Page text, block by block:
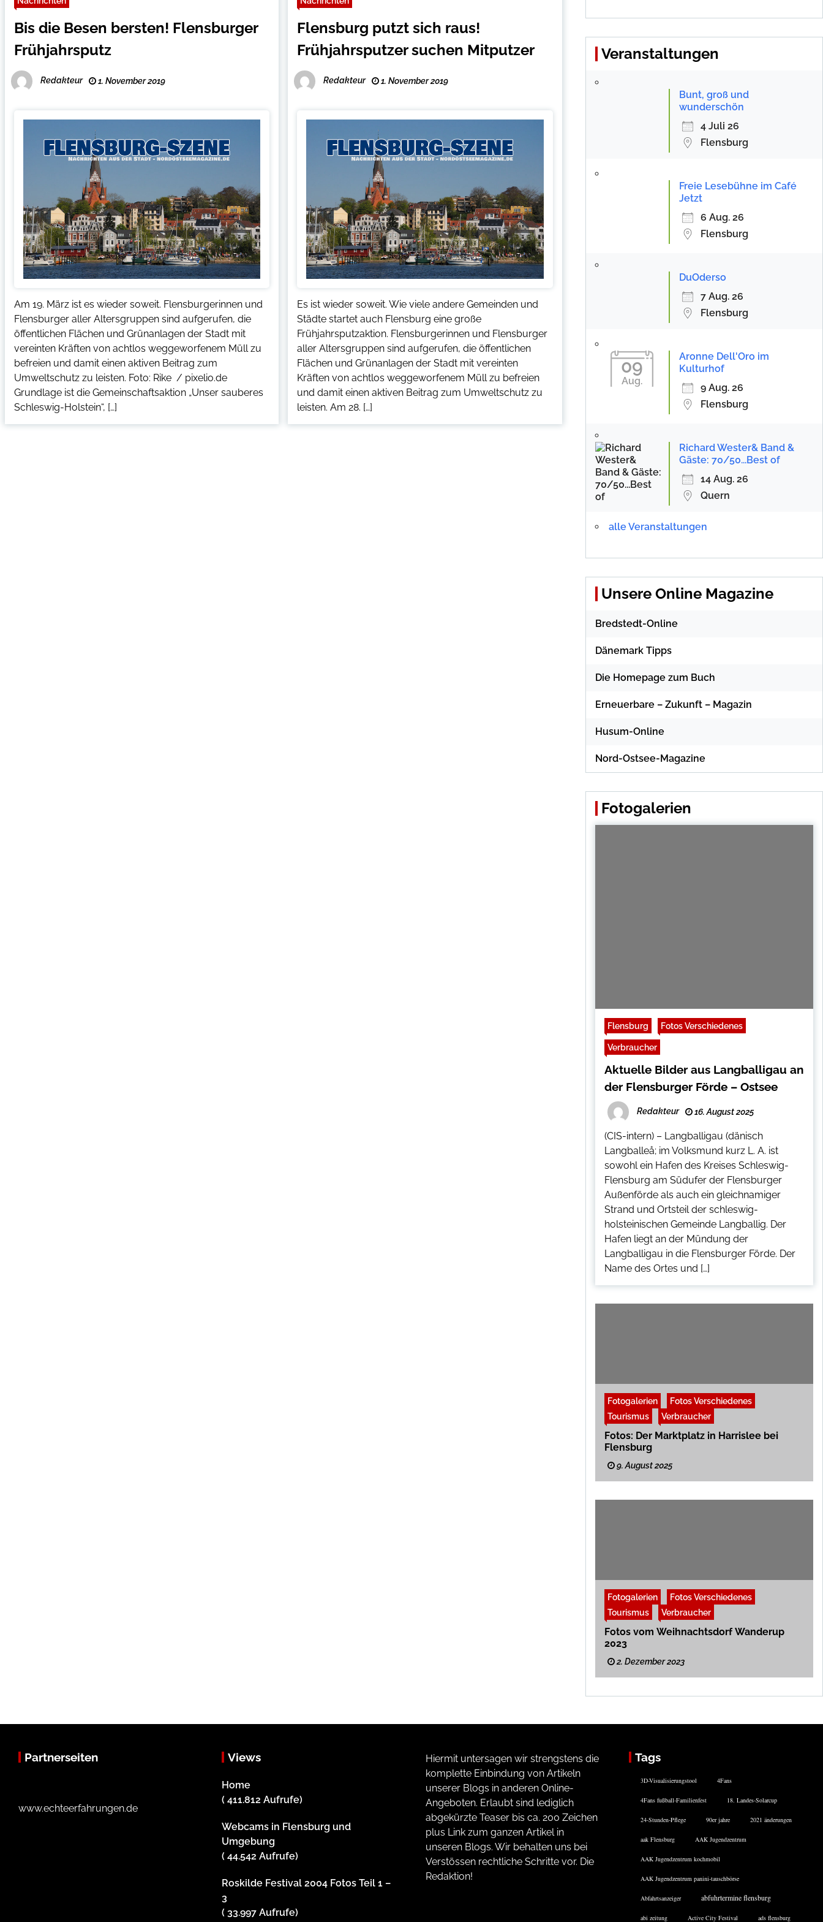
Bis die Besen bersten! Flensburger
Frühjahrsputz
Redakteur 1. November 2019
Am 19. März ist es wieder soweit. Flensburgerinnen und
Flensburger aller Altersgruppen sind aufgerufen, die
öffentlichen Flächen und Grünanlagen der Stadt mit
vereinten Kräften von achtlos weggeworfenem Müll zu
befreien und damit einen aktiven Beitrag zum
Umweltschutz zu leisten. Foto: Rike / pixelio.de
Grundlage ist die Gemeinschaftsaktion „Unser sauberes
Schleswig-Holstein“, […]
Flensburg putzt sich raus!
Frühjahrsputzer suchen Mitputzer
Redakteur 1. November 2019
Es ist wieder soweit. Wie viele andere Gemeinden und
Städte startet auch Flensburg eine große
Frühjahrsputzaktion. Flensburgerinnen und Flensburger
aller Altersgruppen sind aufgerufen, die öffentlichen
Flächen und Grünanlagen der Stadt mit vereinten
Kräften von achtlos weggeworfenem Müll zu befreien
und damit einen aktiven Beitrag zum Umweltschutz zu
leisten. Am 28. […]
Veranstaltungen
Bunt, groß und
wunderschön
4 Juli 26
Flensburg
Freie Lesebühne im Café
Jetzt
6 Aug. 26
Flensburg
DuOderso
7 Aug. 26
Flensburg
09
Aug.
Aronne Dell'Oro im
Kulturhof
9 Aug. 26
Flensburg
Richard Wester& Band &
Gäste: 70/50...Best of
14 Aug. 26
Quern
alle Veranstaltungen
Unsere Online Magazine
Bredstedt-Online
Dänemark Tipps
Die Homepage zum Buch
Erneuerbare – Zukunft – Magazin
Husum-Online
Nord-Ostsee-Magazine
Fotogalerien
Flensburg Fotos Verschiedenes
Verbraucher
Aktuelle Bilder aus Langballigau an
der Flensburger Förde – Ostsee
Redakteur 16. August 2025
(CIS-intern) – Langballigau (dänisch
Langballeå; im Volksmund kurz L. A. ist
sowohl ein Hafen des Kreises Schleswig-
Flensburg am Südufer der Flensburger
Außenförde als auch ein gleichnamiger
Strand und Ortsteil der schleswig-
holsteinischen Gemeinde Langballig. Der
Hafen liegt an der Mündung der
Langballigau in die Flensburger Förde. Der
Name des Ortes und […]
Fotogalerien
Fotos Verschiedenes
Tourismus
Verbraucher
Fotos: Der Marktplatz in Harrislee bei
Flensburg
9. August 2025
Fotogalerien
Fotos Verschiedenes
Tourismus
Verbraucher
Fotos vom Weihnachtsdorf Wanderup
2023
2. Dezember 2023
Partnerseiten
www.echteerfahrungen.de
Views
Home
( 411.812 Aufrufe)
Webcams in Flensburg und
Umgebung
( 44.542 Aufrufe)
Roskilde Festival 2004 Fotos Teil 1 –
3
( 33.997 Aufrufe)
Hiermit untersagen wir strengstens die
komplette Einbindung von Artikeln
unserer Blogs in anderen Online-
Angeboten. Erlaubt sind lediglich
abgekürzte Teaser bis ca. 200 Zeichen
plus Link zum ganzen Artikel in
unseren Blogs. Wir behalten uns bei
Verstössen rechtliche Schritte vor. Die
Redaktion!
Tags
3D-Visualisierungstool 4Fans
4Fans fußball-Familienfest 18. Landes-Solarcup
24-Stunden-Pflege 90er jahre 2021 änderungen
aak Flensburg AAK Jugendzentrum
AAK Jugendzentrum kochmobil
AAK Jugendzentrum panini-tauschbörse
Abfahrtsanzeiger abfuhrtermine flensburg
abi zeitung Active City Festival ads flensburg